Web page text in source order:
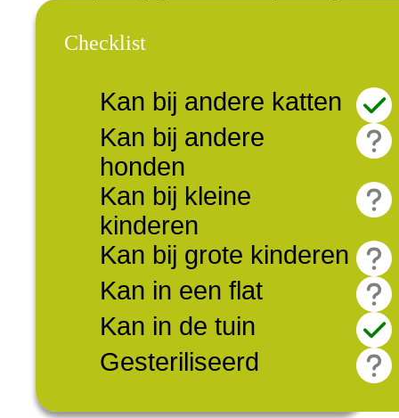
Checklist
Kan bij andere katten
Kan bij andere
honden
Kan bij kleine
kinderen
Kan bij grote kinderen
Kan in een flat
Kan in de tuin
Gesteriliseerd